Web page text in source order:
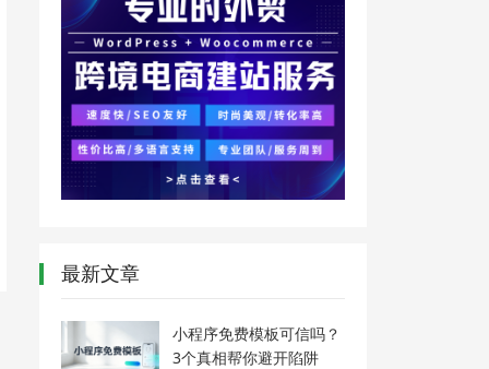
最新文章
小程序免费模板可信吗？
3个真相帮你避开陷阱